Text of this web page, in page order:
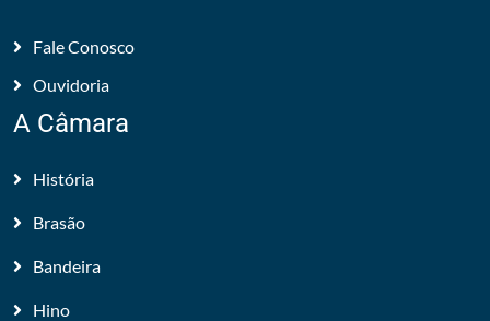
Fale Conosco
Ouvidoria
A Câmara
História
Brasão
Bandeira
Hino